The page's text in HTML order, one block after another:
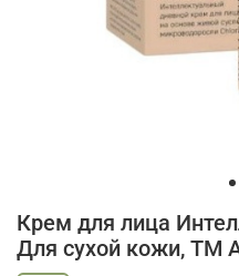
Крем для лица
Для сухой кожи, ТМ